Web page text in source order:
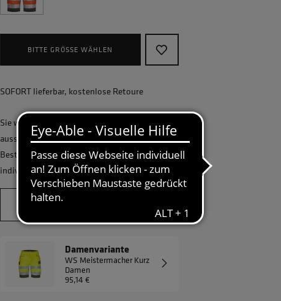
BITTE GRÖSSE WÄHLEN
SOFORT lieferbar, kostenlose Retoure
Sie wollen Ihr Unternehmen ganzheitlich
ausstatten und benötigen eine größere
Bestellmenge? Gerne erstellen wir Ihnen ein
individuelles Angebot.
JETZT ANFRAGEN
Damenvariante
WS Meistermacher Kurz
Damen
95,14 €